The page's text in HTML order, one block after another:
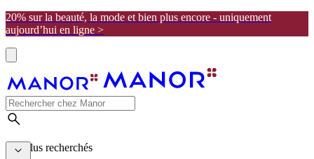
20% sur la beauté, la mode et bien plus encore - uniquement
aujourd’hui en ligne >
Les plus recherchés